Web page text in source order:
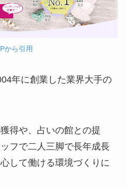
から引用
年に創業した業界大手の
得や、占いの館との提
フで二人三脚で長年成長
して働ける環境づくりに